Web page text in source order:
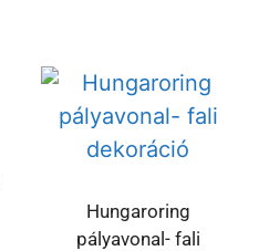
Hungaroring
pályavonal- fali